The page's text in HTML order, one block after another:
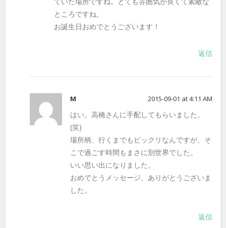
ところですね。
お誕生日おめでとうございます！
返信
M 2015-09-01 at 4:11 AM
はい。高橋さんに手配してもらいました。
(笑)
場所柄、行くまでもビックリなんですが、そ
こで過ごす時間もまさに別世界でした。
いい思い出になりました。
おめでとうメッセージ、ありがとうございま
した。
返信